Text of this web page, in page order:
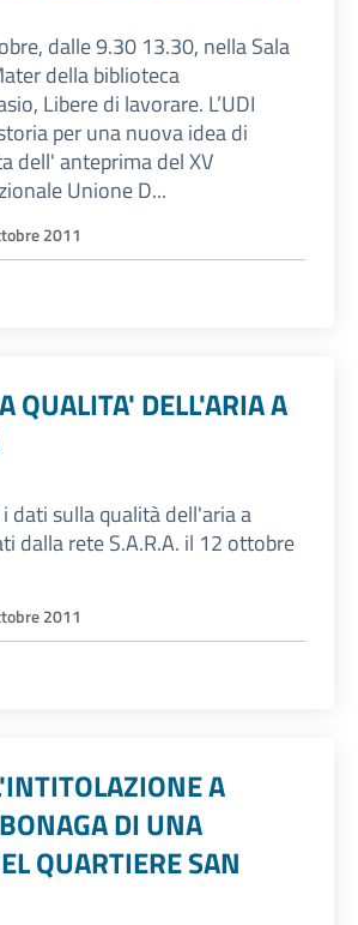
dalle 9.30 13.30, nella Sala
della biblioteca
Libere di lavorare. L’UDI
per una nuova idea di
dell' anteprima del XV
Unione D...
2011
QUALITA' DELL'ARIA A
dati sulla qualità dell'aria a
dalla rete S.A.R.A. il 12 ottobre
2011
A
DI UNA
QUARTIERE SAN